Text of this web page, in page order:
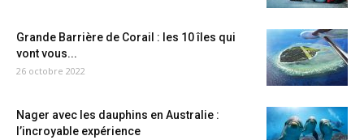
Grande Barrière de Corail : les 10 îles qui
vont vous...
26 octobre 2022
Nager avec les dauphins en Australie :
l’incroyable expérience